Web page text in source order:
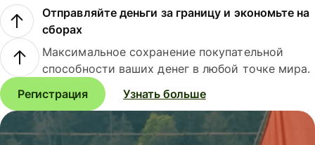
Отправляйте деньги за границу и экономьте на
сборах
Максимальное сохранение покупательной
способности ваших денег в любой точке мира.
Регистрация
Узнать больше